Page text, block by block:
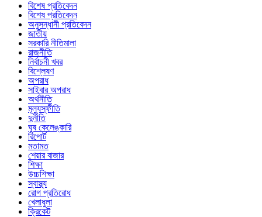
বিশেষ প্রতিবেদন
বিশেষ প্রতিবেদন
অনুসন্ধানী প্রতিবেদন
জাতীয়
সরকারি নীতিমালা
রাজনীতি
নির্বাচনী খবর
বিশ্লেষণ
অপরাধ
সাইবার অপরাধ
অর্থনীতি
মূল্যস্ফীতি
দুর্নীতি
ঘুষ কেলেঙ্কারি
রিপোর্ট
মতামত
শেয়ার বাজার
শিক্ষা
উচ্চশিক্ষা
স্বাস্থ্য
রোগ প্রতিরোধ
খেলাধুলা
ক্রিকেট